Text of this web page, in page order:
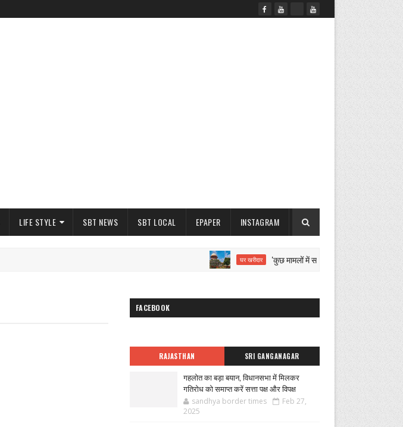
LIFE STYLE SBT NEWS SBT LOCAL EPAPER INSTAGRAM
घर खरीदार 'कुछ मामलों में समझौता करने से नहीं रुकेगी सीबीआई
FACEBOOK
RAJASTHAN SRI GANGANAGAR
गहलोत का बड़ा बयान, विधानसभा में मिलकर
गतिरोध को समाप्त करें सत्ता पक्ष और विपक्ष
sandhya border times
Feb 27,
2025